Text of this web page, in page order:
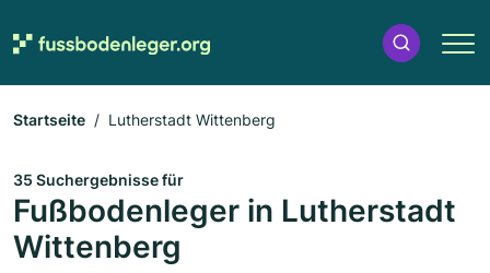
Startseite Lutherstadt Wittenberg
35 Suchergebnisse für
Fußbodenleger in Lutherstadt
Wittenberg